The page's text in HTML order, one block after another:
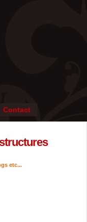
Contact
etc...